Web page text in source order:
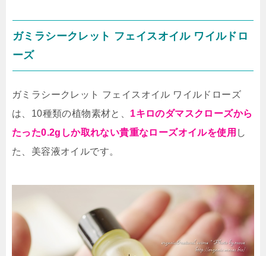
ガミラシークレット フェイスオイル ワイルドロ
ーズ
ガミラシークレット フェイスオイル ワイルドローズ
は、10種類の植物素材と、 1キロのダマスクローズから
たった0.2gしか取れない貴重なローズオイルを使用 し
た、美容液オイルです。